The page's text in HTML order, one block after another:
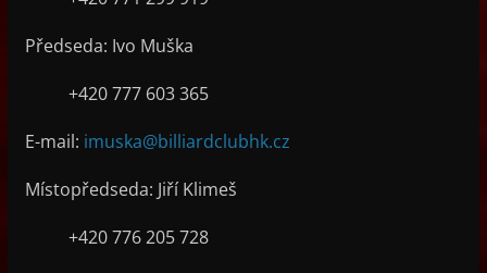
Předseda: Ivo Muška
+420 777 603 365
E-mail: imuska@billiardclubhk.cz
Místopředseda: Jiří Klimeš
+420 776 205 728